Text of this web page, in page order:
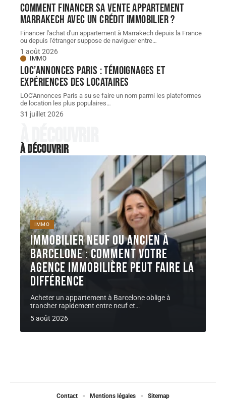
Comment financer sa vente appartement
Marrakech avec un crédit immobilier ?
Financer l'achat d'un appartement à Marrakech depuis la France
ou depuis l'étranger suppose de naviguer entre…
1 août 2026
IMMO
LOC’Annonces Paris : témoignages et
expériences des locataires
LOC'Annonces Paris a su se faire un nom parmi les plateformes
de location les plus populaires…
31 juillet 2026
À découvrir
À découvrir
IMMO
Immobilier neuf ou ancien à
Barcelone : comment votre
agence immobilière peut faire la
différence
Acheter un appartement à Barcelone oblige à
trancher rapidement entre neuf et…
5 août 2026
Contact Mentions légales Sitemap